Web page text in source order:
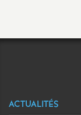
ACTUALITÉS